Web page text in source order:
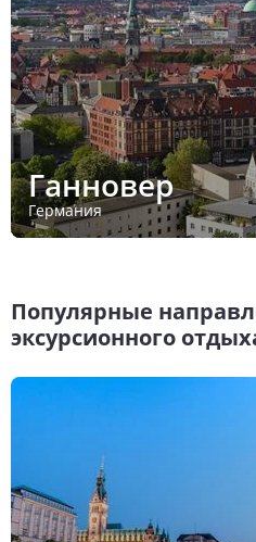
Ганновер
Германия
Популярные
эксурсионного